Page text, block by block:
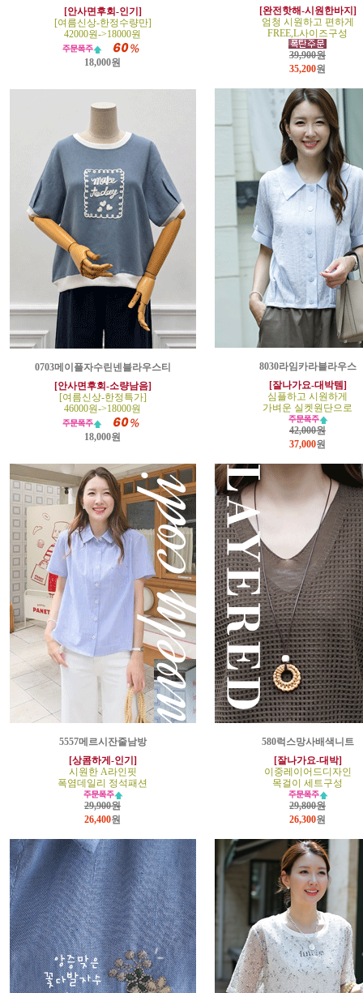
[안사면후회-인기]
[여름신상-한정수량만]
42000원->18000원
18,000원
[완전핫해-시원한바지]
엄청 시원하고 편하게
FREE,L사이즈구성
39,900원
35,200원
0703메이플자수린넨블라우스티
[안사면후회-소량남음]
[여름신상-한정특가]
46000원->18000원
18,000원
8030라임카라블라우스
[잘나가요-대박템]
심플하고 시원하게
가벼운 실켓원단으로
42,000원
37,000원
5557메르시잔줄남방
[상콤하게-인기]
시원한 A라인핏
폭염데일리 정석패션
29,900원
26,400원
580럭스망사배색니트
[잘나가요-대박]
이중레이어드디자인
목걸이 세트구성
29,800원
26,300원